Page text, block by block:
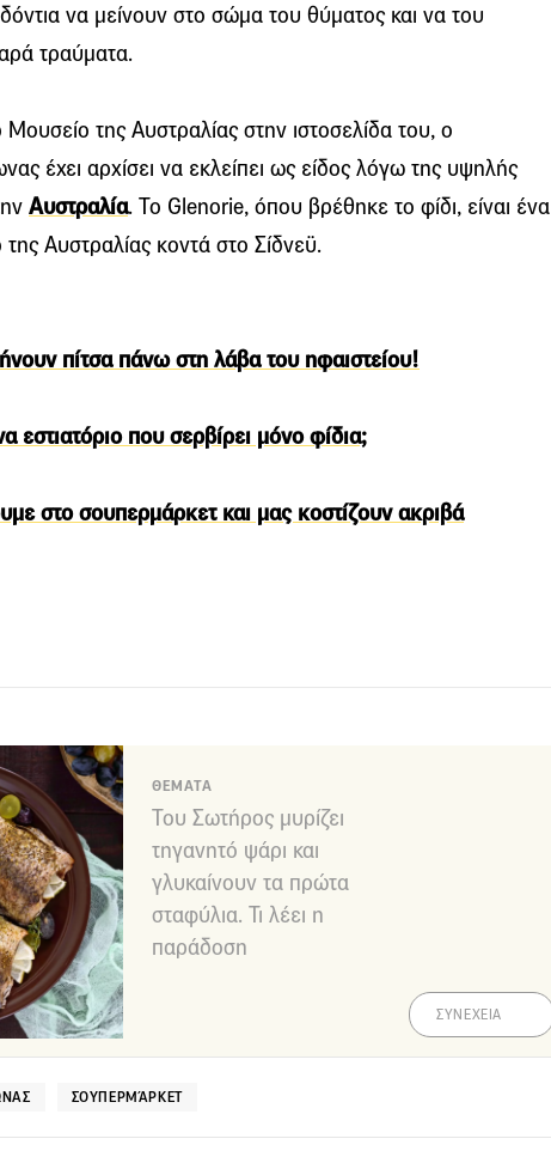
να μείνουν στο σώμα του θύματος και να του
τραύματα.
της Αυστραλίας στην ιστοσελίδα του, ο
έχει αρχίσει να εκλείπει ως είδος λόγω της υψηλής
Αυστραλία. Το Glenorie, όπου βρέθηκε το φίδι, είναι ένα
της Αυστραλίας κοντά στο Σίδνεϋ.
πίτσα πάνω στη λάβα του ηφαιστείου!
εστιατόριο που σερβίρει μόνο φίδια;
στο σουπερμάρκετ και μας κοστίζουν ακριβά
ΘΕΜΑΤΑ
Του Σωτήρος μυρίζει
τηγανητό ψάρι και
γλυκαίνουν τα πρώτα
σταφύλια. Τι λέει η
παράδοση
ΣΥΝΕΧΕΙΑ
ΣΟΥΠΕΡΜΆΡΚΕΤ